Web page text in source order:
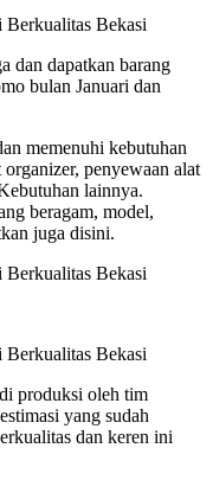
dan dapatkan barang
bulan Januari dan
memenuhi kebutuhan
penyewaan alat
lainnya.
beragam, model,
juga disini.
produksi oleh tim
yang sudah
dan keren ini